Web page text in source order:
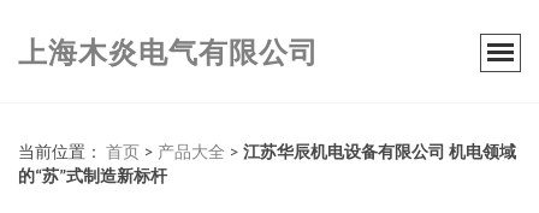
上海木炎电气有限公司
当前位置： 首页 > 产品大全 > 江苏华辰机电设备有限公司 机电领域
的“苏”式制造新标杆